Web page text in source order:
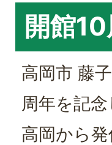
開館
高岡市 藤
周年を記
高岡から